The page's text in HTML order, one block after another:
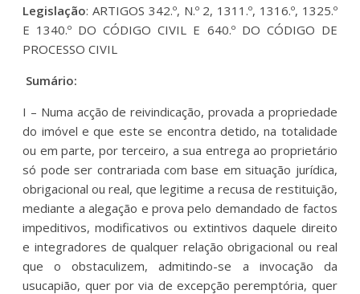
Legislação: ARTIGOS 342.º, N.º 2, 1311.º, 1316.º, 1325.º
E 1340.º DO CÓDIGO CIVIL E 640.º DO CÓDIGO DE
PROCESSO CIVIL
Sumário:
I – Numa acção de reivindicação, provada a propriedade
do imóvel e que este se encontra detido, na totalidade
ou em parte, por terceiro, a sua entrega ao proprietário
só pode ser contrariada com base em situação jurídica,
obrigacional ou real, que legitime a recusa de restituição,
mediante a alegação e prova pelo demandado de factos
impeditivos, modificativos ou extintivos daquele direito
e integradores de qualquer relação obrigacional ou real
que o obstaculizem, admitindo-se a invocação da
usucapião, quer por via de excepção peremptória, quer